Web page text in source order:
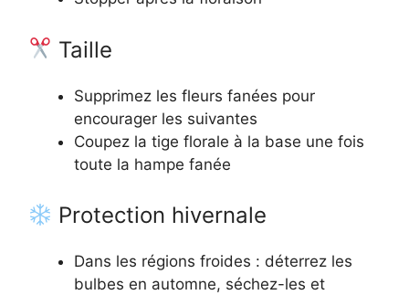
Taille
Supprimez les fleurs fanées pour
encourager les suivantes
Coupez la tige florale à la base une fois
toute la hampe fanée
Protection hivernale
Dans les régions froides : déterrez les
bulbes en automne, séchez-les et